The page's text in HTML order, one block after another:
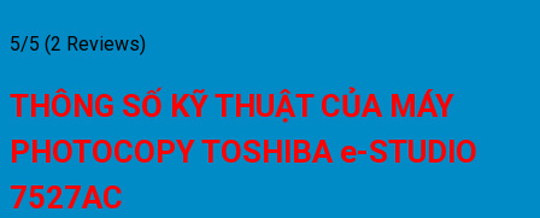
5/5 (2 Reviews)
THÔNG SỐ KỸ THUẬT CỦA MÁY
PHOTOCOPY TOSHIBA e-STUDIO
7527AC